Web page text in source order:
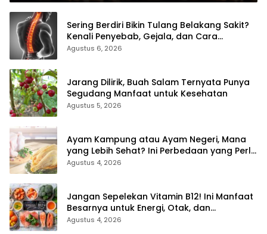
Sering Berdiri Bikin Tulang Belakang Sakit?
Kenali Penyebab, Gejala, dan Cara
Mengatasinya
Agustus 6, 2026
Jarang Dilirik, Buah Salam Ternyata Punya
Segudang Manfaat untuk Kesehatan
Agustus 5, 2026
Ayam Kampung atau Ayam Negeri, Mana
yang Lebih Sehat? Ini Perbedaan yang Perlu
Anda Ketahui
Agustus 4, 2026
Jangan Sepelekan Vitamin B12! Ini Manfaat
Besarnya untuk Energi, Otak, dan
Pembentukan Sel Darah
Agustus 4, 2026